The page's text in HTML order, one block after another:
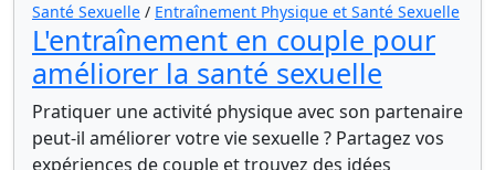
Santé Sexuelle / Entraînement Physique et Santé Sexuelle
L'entraînement en couple pour
améliorer la santé sexuelle
Pratiquer une activité physique avec son partenaire
peut-il améliorer votre vie sexuelle ? Partagez vos
expériences de couple et trouvez des idées